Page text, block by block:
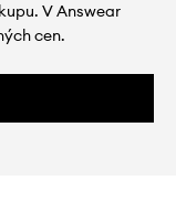
V Answear
cen.